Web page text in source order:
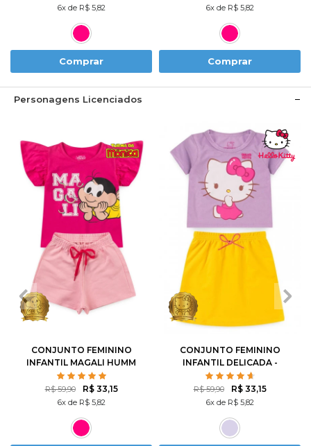
6x de R$ 5,82
Comprar
6x de R$ 5,82
Comprar
Personagens Licenciados
1 6
CONJUNTO FEMININO
INFANTIL MAGALI HUMM
AMO MELANCIA- TURMA
DA MÔNICA
R$ 59,90 R$ 33,15
6x de R$ 5,82
1 6
CONJUNTO FEMININO
INFANTIL DELICADA -
HELLO KITTY
R$ 59,90 R$ 33,15
6x de R$ 5,82